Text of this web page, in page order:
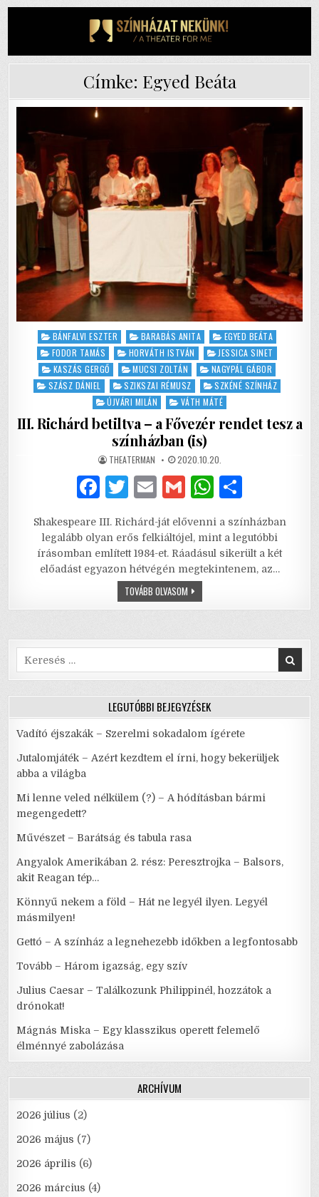
Címke: Egyed Beáta
Posted
in
BÁNFALVI ESZTER BARABÁS ANITA
EGYED BEÁTA
FODOR TAMÁS
HORVÁTH ISTVÁN
JESSICA SINET
KASZÁS GERGŐ
MUCSI ZOLTÁN
NAGYPÁL GÁBOR
SZÁSZ DÁNIEL
SZIKSZAI RÉMUSZ
SZKÉNÉ SZÍNHÁZ
ÚJVÁRI MILÁN
VÁTH MÁTÉ
III. Richárd betiltva – a Fővezér rendet tesz a
színházban (is)
AUTHOR:
THEATERMAN PUBLISHED
DATE:
2020.10.20.
F
c
e
b
k
T
it
te
r
E
ai
l
G
ai
l
W
at
s
A
ar
e
Shakespeare III. Richárd-ját elővenni a színházban
legalább olyan erős felkiáltójel, mint a legutóbbi
írásomban említett 1984-et. Ráadásul sikerült a két
előadást egyazon hétvégén megtekintenem, az…
TOVÁBB OLVASOMIII.
RICHÁRD
BETILTVA
FŐVEZÉR
RENDET
SZÍNHÁZBAN
(IS)
Search
for:
LEGUTÓBBI BEJEGYZÉSEK
Vadító éjszakák – Szerelmi sokadalom ígérete
Jutalomjáték – Azért kezdtem el írni, hogy bekerüljek
abba a világba
Mi lenne veled nélkülem (?) – A hódításban bármi
megengedett?
Művészet – Barátság és tabula rasa
Angyalok Amerikában 2. rész: Peresztrojka – Balsors,
akit Reagan tép…
Könnyű nekem a föld – Hát ne legyél ilyen. Legyél
másmilyen!
Gettó – A színház a legnehezebb időkben a legfontosabb
Tovább – Három igazság, egy szív
Julius Caesar – Találkozunk Philippinél, hozzátok a
drónokat!
Mágnás Miska – Egy klasszikus operett felemelő
élménnyé zabolázása
ARCHÍVUM
2026 július (2)
2026 május (7)
2026 április (6)
2026 március (4)